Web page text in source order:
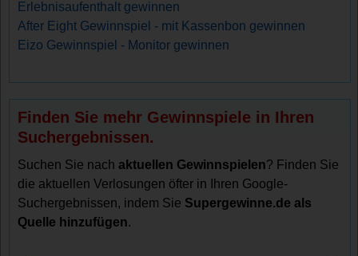
Erlebnisaufenthalt gewinnen
After Eight Gewinnspiel - mit Kassenbon gewinnen
Eizo Gewinnspiel - Monitor gewinnen
Finden Sie mehr Gewinnspiele in Ihren
Suchergebnissen.
Suchen Sie nachaktuellen Gewinnspielen? Finden Sie
die aktuellen Verlosungen öfter in Ihren Google-
Suchergebnissen, indem Sie Supergewinne.de als
Quelle hinzufügen.